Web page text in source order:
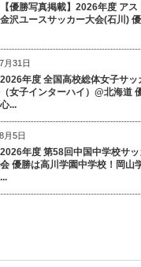
優勝写真掲載】2026年度 アス
沢ユースサッカー大会(石川)
月31日
年度 全国高校総体女子サッ
女子インターハイ）@北海道
...
月5日
年度 第58回中国中学校サ
優勝は高川学園中学校！岡山